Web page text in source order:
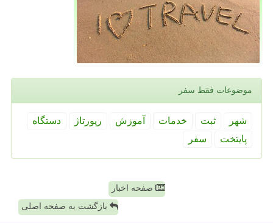
موضوعات فقط سفر
شهر ثبت خدمات آموزش رپورتاژ
دستگاه
پایتخت
سفر
صفحه اخبار
بازگشت به صفحه اصلی